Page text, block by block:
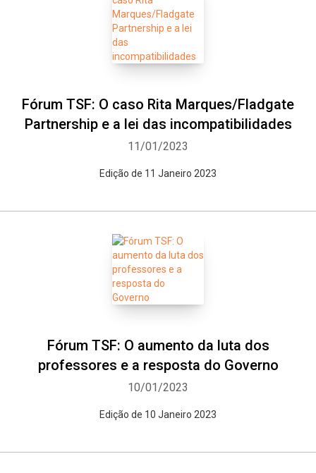
Fórum TSF: O caso Rita Marques/Fladgate
Partnership e a lei das incompatibilidades
11/01/2023
Edição de 11 Janeiro 2023
Fórum TSF: O aumento da luta dos
professores e a resposta do Governo
10/01/2023
Edição de 10 Janeiro 2023